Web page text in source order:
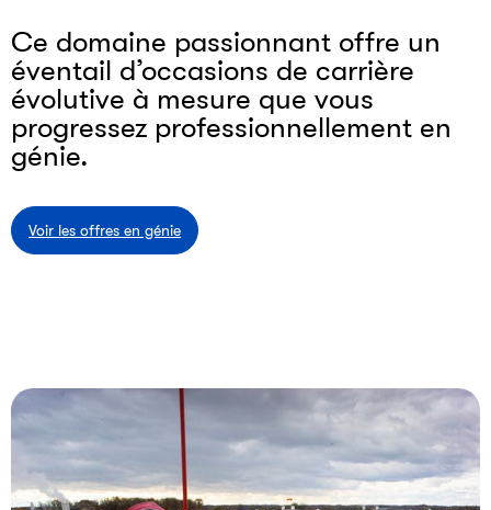
Ce domaine passionnant offre un
éventail d’occasions de carrière
évolutive à mesure que vous
progressez professionnellement en
génie.
Voir les offres en génie